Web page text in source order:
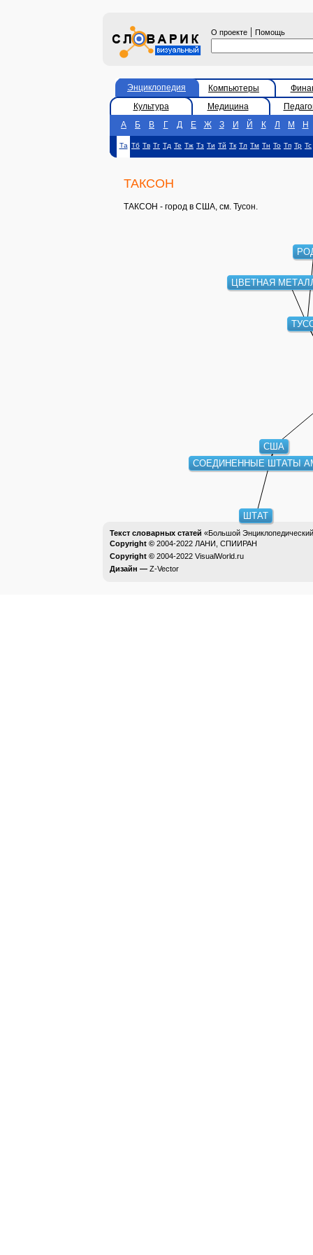
О проекте | Помощь
Энциклопедия Компьютеры
Культура
Медицина
А
Б В Г Д Е Ж З И Й К Л М Н
Та Тб Тв Тг Тд Те Тж Тз Ти Тй Тк Тл Тм Тн То Тп Тр Тс
ТАКСОН
ТАКСОН - город в США, см. Тусон.
США
ЦВЕТНАЯ
СОЕДИНЕННЫЕ ШТАТЫ
ШТАТ
Текст словарных статей «Большой
Copyright © 2004-2022 ЛАНИ, СПИИРАН
Copyright © 2004-2022 VisualWorld.ru
Дизайн — Z-Vector